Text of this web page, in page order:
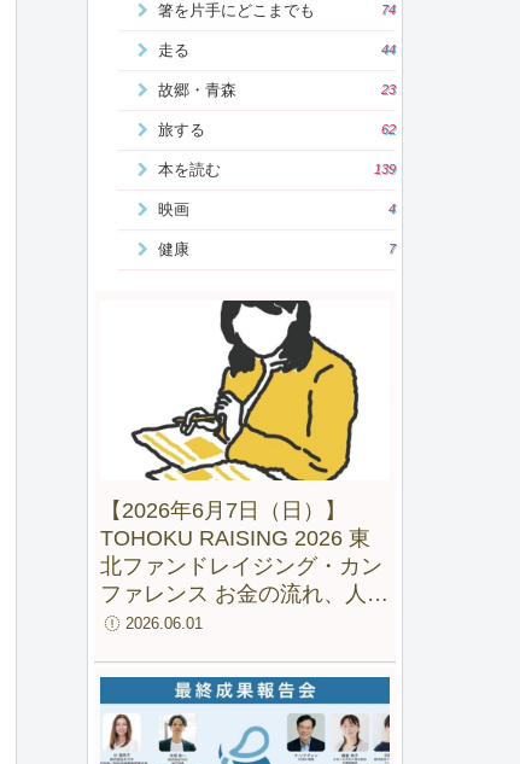
箸を片手にどこまでも 74
走る 44
故郷・青森 23
旅する 62
本を読む 139
映画 4
健康 7
【2026年6月7日（日）】
TOHOKU RAISING 2026 東
北ファンドレイジング・カン
ファレンス お金の流れ、人の
流れ、地域の未来をつくる
2026.06.01